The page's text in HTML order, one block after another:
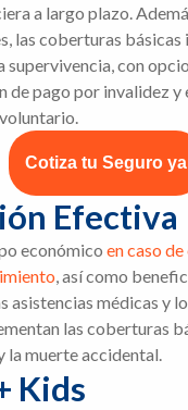
a largo plazo.
las coberturas básicas
con
de pago por invalidez y
Cotiza tu Seguro ya
Efectiva
económico en caso
, así como
asistencias médicas y
las coberturas
la muerte accidental.
Kids